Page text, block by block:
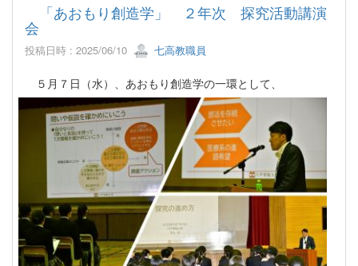
「あおもり創造学」 ２年次 探究活動講演
会
投稿日時 : 2025/06/10 七高教職員
５月７日（水）、あおもり創造学の一環として、